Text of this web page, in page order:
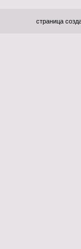
страница